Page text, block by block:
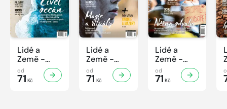
Lidé a
Země -
7/2026
od
71 Kč
Lidé a
Země -
6/2026
od
71 Kč
Lidé a
Země -
5/2026
od
71 Kč